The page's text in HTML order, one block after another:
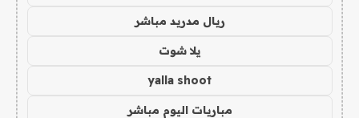
ريال مدريد مباشر
يلا شوت
yalla shoot
مباريات اليوم مباشر